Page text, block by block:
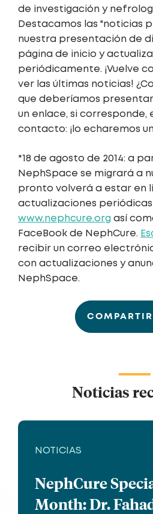
de investigación y
Destacamos las "noticias
nuestra presentación de
página de inicio y
periódicamente. ¡Vuelve
ver las últimas noticias!
que deberíamos
un enlace, si corresponde,
contacto: ¡lo echaremos
*18 de agosto de 2014: a
NephSpace se migrará a
pronto volverá a estar en
actualizaciones periódicas
www.nephcure.org así
FaceBook de NephCure.
recibir un correo
con actualizaciones y
NephSpace.
COMPARTIR
Noticias
NOTICIAS
NephCure
Month: Dr.